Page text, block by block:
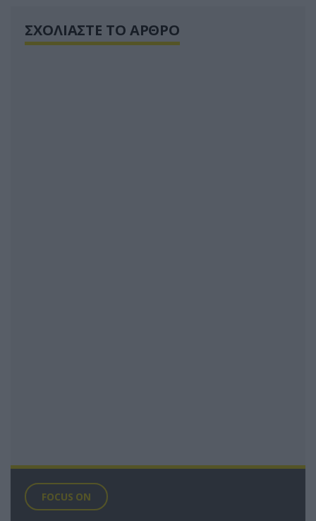
ΣΧΟΛΙΑΣΤΕ ΤΟ ΑΡΘΡΟ
FOCUS ON